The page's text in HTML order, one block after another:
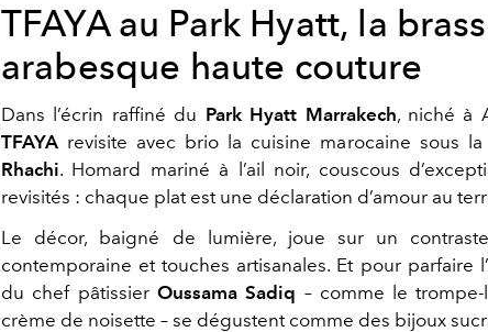
TFAYA au Park Hyatt, la
arabesque haute couture
Dans l’écrin raffiné du Park Hyatt Marrakech, niché à
TFAYA revisite avec brio la cuisine marocaine sous
Rhachi. Homard mariné à l’ail noir, couscous
revisités : chaque plat est une déclaration d’amour au
Le décor, baigné de lumière, joue sur un
contemporaine et touches artisanales. Et pour parfaire
du chef pâtissier Oussama Sadiq – comme le
crème de noisette – se dégustent comme des bijoux